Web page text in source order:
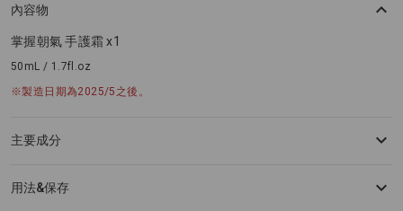
內容物
掌握朝氣 手護霜 x1
50mL / 1.7fl.oz
※製造日期為2025/5之後。
主要成分
用法&保存